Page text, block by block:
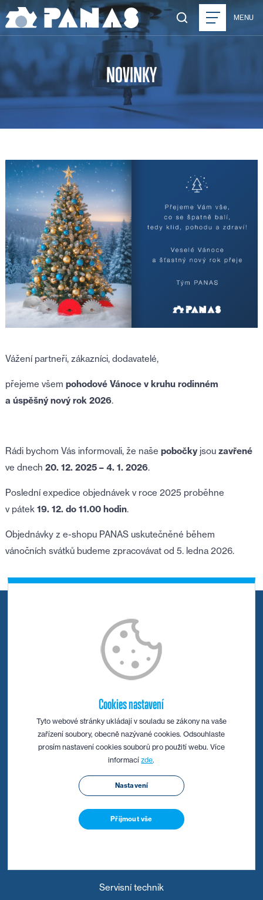
MENU
NOVINKY
Vážení partneři, zákazníci, dodavatelé,
přejeme všem pohodové Vánoce v kruhu rodinném
a úspěšný nový rok 2026.
Rádi bychom Vás informovali, že naše pobočky jsou zavřené
ve dnech 20. 12. 2025 – 4. 1. 2026.
Poslední expedice objednávek v roce 2025 proběhne
v pátek 19. 12. do 11.00 hodin.
Objednávky z e-shopu PANAS uskutečněné během
vánočních svátků budeme zpracovávat od 5. ledna 2026.
NAVIGACE
O firmě
Servis
Stroje
Nástroje
Aktuality
Kontakt
KARIÉRA
Servisní technik
Cookies nastavení
Tyto webové stránky ukládají v souladu se zákony na vaše
zařízení soubory, obecně nazývané cookies. Odsouhlaste
prosím nastavení cookies souborů pro použití webu. Více
informacízde.
Nastavení
Přijmout vše